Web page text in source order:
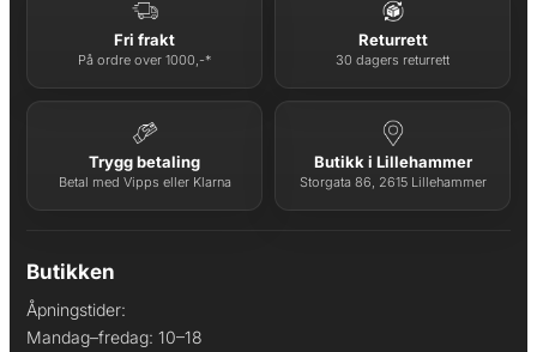
Fri frakt
På ordre over 1000,-*
Returrett
30 dagers returrett
Trygg betaling
Betal med Vipps eller Klarna
Butikk i Lillehammer
Storgata 86, 2615 Lillehammer
Butikken
Åpningstider:
Mandag–fredag: 10–18